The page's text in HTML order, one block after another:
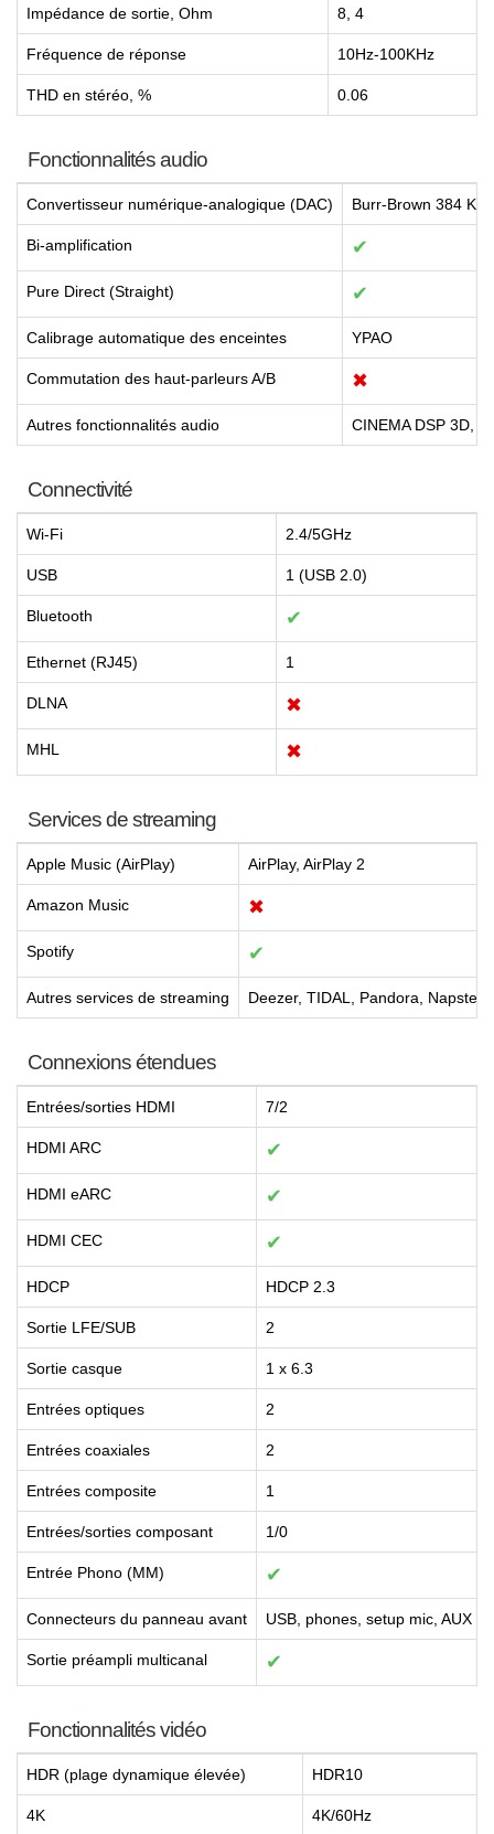
Impédance de sortie, Ohm 8, 4
Fréquence de réponse 10Hz-100KHz
THD en stéréo, % 0.06
Fonctionnalités audio
Convertisseur numérique-analogique (DAC) Burr-Brown 384
Bi-amplification ✔
Pure Direct (Straight) ✔
Calibrage automatique des enceintes YPAO
Commutation des haut-parleurs A/B ✖
Autres fonctionnalités audio CINEMA DSP 3D,
Connectivité
Wi-Fi 2.4/5GHz
USB 1 (USB 2.0)
Bluetooth ✔
Ethernet (RJ45) 1
DLNA ✖
MHL ✖
Services de streaming
Apple Music (AirPlay) AirPlay, AirPlay 2
Amazon Music ✖
Spotify ✔
Autres services de streaming Deezer, TIDAL, Pandora, Napster,
Connexions étendues
Entrées/sorties HDMI 7/2
HDMI ARC ✔
HDMI eARC ✔
HDMI CEC ✔
HDCP HDCP 2.3
Sortie LFE/SUB 2
Sortie casque 1 x 6.3
Entrées optiques 2
Entrées coaxiales 2
Entrées composite 1
Entrées/sorties composant 1/0
Entrée Phono (MM) ✔
Connecteurs du panneau avant USB, phones, setup mic, AUX
Sortie préampli multicanal ✔
Fonctionnalités vidéo
HDR (plage dynamique élevée) HDR10
4K 4K/60Hz